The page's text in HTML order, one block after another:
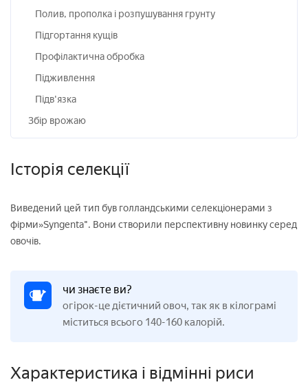
Полив, прополка і розпушування грунту
Підгортання кущів
Профілактична обробка
Підживлення
Підв'язка
Збір врожаю
Історія селекції
Виведений цей тип був голландськими селекціонерами з
фірми»Syngenta". Вони створили перспективну новинку серед
овочів.
чи знаєте ви?
огірок-це дієтичний овоч, так як в кілограмі
міститься всього 140-160 калорій.
Характеристика і відмінні риси